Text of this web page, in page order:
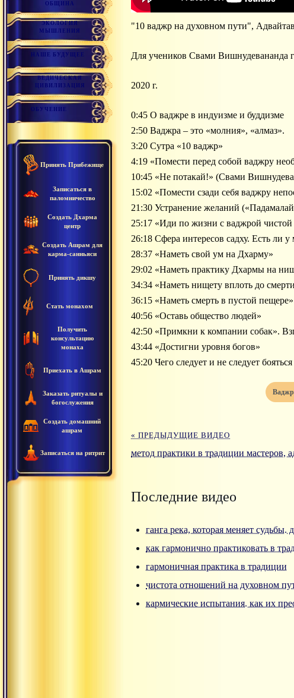
ОБЩИНА
ЭКОЛОГИЯ
МЫШЛЕНИЯ
НАШЕ БУДУЩЕЕ
ВЕДИЧЕСКАЯ
ЦИВИЛИЗАЦИЯ
ОБУЧЕНИЕ
Принять Прибежище
Записаться в
паломничество
Создать Дхарма
центр
Создать Ашрам для
карма-санньяси
Принять дикшу
Стать монахом
Получить
консультацию
монаха
Приехать в Ашрам
Заказать ритуалы и
богослужения
Создать домашний
ашрам
Записаться на ритрит
"10 ваджр на духовном пути",
Для учеников Свами Вишнудевананда
2020 г.
0:45 О ваджре в индуизме и буддизме
2:50 Ваджра – это «молния», «алмаз».
3:20 Сутра «10 ваджр»
4:19 «Помести перед собой ваджру
10:45 «Не потакай!» (Свами
15:02 «Помести сзади себя ваджру
21:30 Устранение желаний
25:17 «Иди по жизни с ваджрой чистой
26:18 Сфера интересов садху. Есть ли
28:37 «Наметь свой ум на Дхарму»
29:02 «Наметь практику Дхармы на
34:34 «Наметь нищету вплоть до
36:15 «Наметь смерть в пустой пещере»
40:56 «Оставь общество людей»
42:50 «Примкни к компании собак».
43:44 «Достигни уровня богов»
45:20 Чего следует и не следует бояться
« ПРЕДЫДУЩИЕ ВИДЕО
метод практики в традиции мастеров,
Последние видео
ганга река, которая меняет
как гармонично практиковать в
гармоничная практика в традиции
чистота отношений на духовном
кармические испытания. как их